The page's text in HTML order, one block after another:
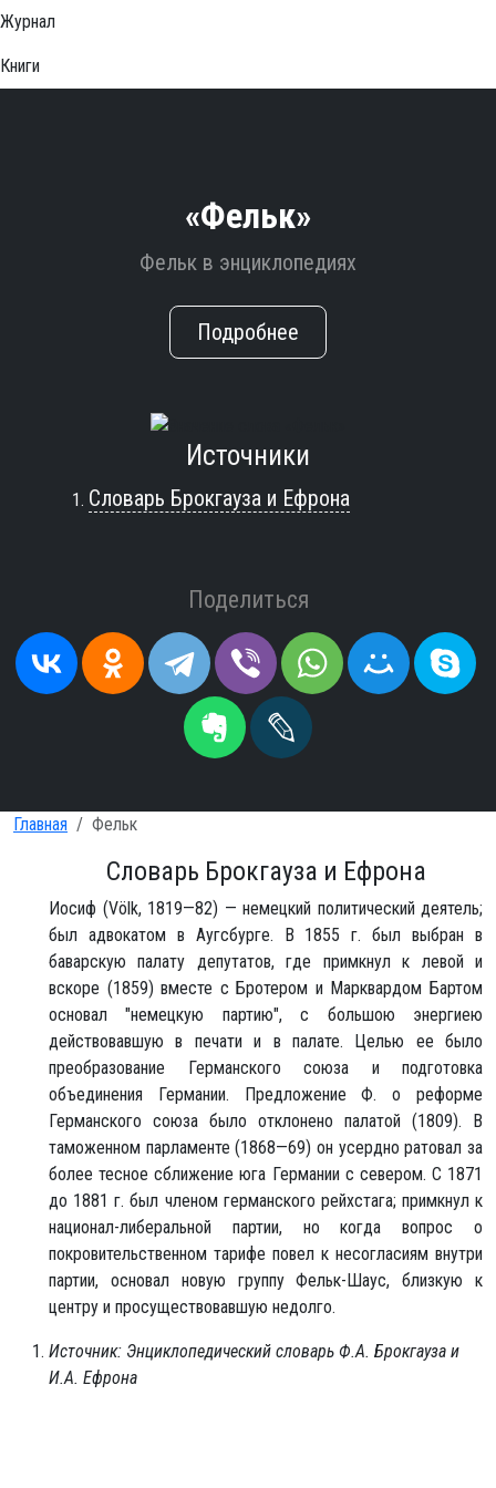
Журнал
Книги
«Фельк»
Фельк в энциклопедиях
Подробнее
Источники
Словарь Брокгауза и Ефрона
Поделиться
Главная Фельк
Словарь Брокгауза и Ефрона
Иосиф (Völk, 1819—82) — немецкий политический деятель;
был адвокатом в Аугсбурге. В 1855 г. был выбран в
баварскую палату депутатов, где примкнул к левой и
вскоре (1859) вместе с Бротером и Марквардом Бартом
основал "немецкую партию", с большою энергиею
действовавшую в печати и в палате. Целью ее было
преобразование Германского союза и подготовка
объединения Германии. Предложение Ф. о реформе
Германского союза было отклонено палатой (1809). В
таможенном парламенте (1868—69) он усердно ратовал за
более тесное сближение юга Германии с севером. С 1871
до 1881 г. был членом германского рейхстага; примкнул к
национал-либеральной партии, но когда вопрос о
покровительственном тарифе повел к несогласиям внутри
партии, основал новую группу Фельк-Шаус, близкую к
центру и просуществовавшую недолго.
Источник: Энциклопедический словарь Ф.А. Брокгауза и
И.А. Ефрона